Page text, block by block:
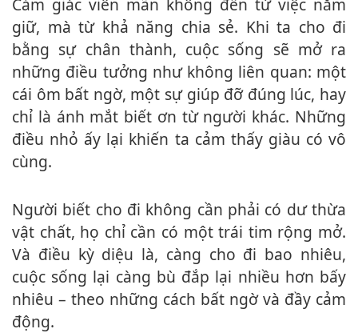
giữ, mà từ khả năng chia sẻ. Khi ta cho đi
bằng sự chân thành, cuộc sống sẽ mở ra
những điều tưởng như không liên quan: một
cái ôm bất ngờ, một sự giúp đỡ đúng lúc, hay
chỉ là ánh mắt biết ơn từ người khác. Những
điều nhỏ ấy lại khiến ta cảm thấy giàu có vô
cùng.
Người biết cho đi không cần phải có dư thừa
vật chất, họ chỉ cần có một trái tim rộng mở.
Và điều kỳ diệu là, càng cho đi bao nhiêu,
cuộc sống lại càng bù đắp lại nhiều hơn bấy
nhiêu – theo những cách bất ngờ và đầy cảm
động.